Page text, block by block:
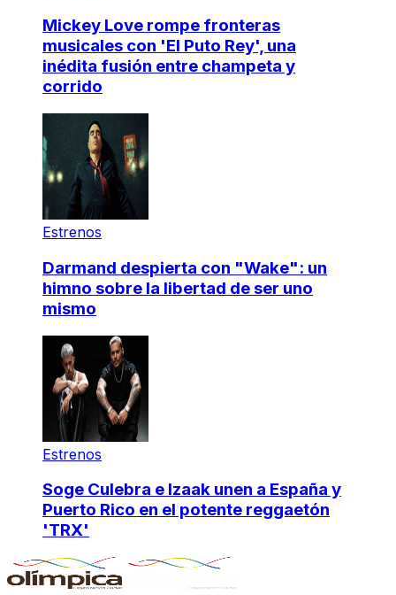
Mickey Love rompe fronteras
musicales con 'El Puto Rey', una
inédita fusión entre champeta y
corrido
Estrenos
Darmand despierta con "Wake": un
himno sobre la libertad de ser uno
mismo
Estrenos
Soge Culebra e Izaak unen a España y
Puerto Rico en el potente reggaetón
'TRX'